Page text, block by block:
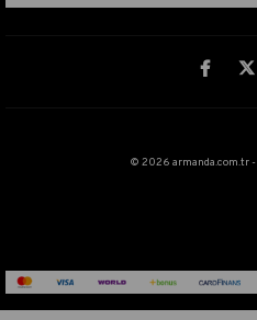
© 2026 armanda.com.tr -